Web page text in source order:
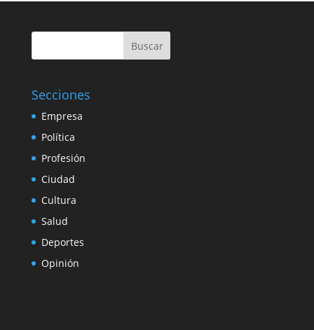
Buscar
Secciones
Empresa
Política
Profesión
Ciudad
Cultura
Salud
Deportes
Opinión